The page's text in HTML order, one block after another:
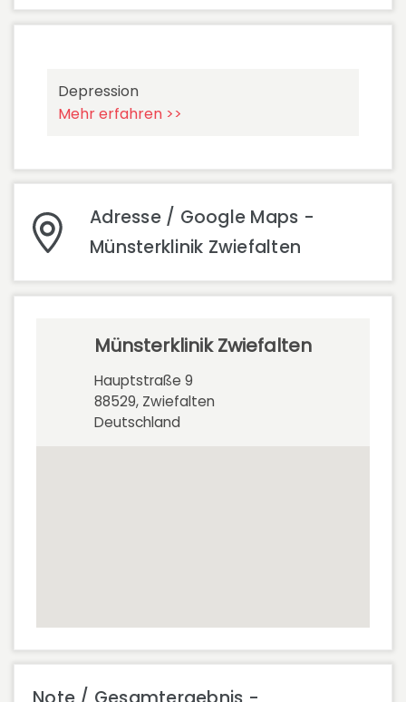
Depression
Mehr erfahren >>
Adresse / Google Maps -
Münsterklinik Zwiefalten
Münsterklinik Zwiefalten
Hauptstraße 9
88529, Zwiefalten
Deutschland